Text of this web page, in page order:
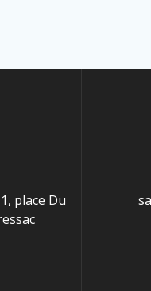
place Du